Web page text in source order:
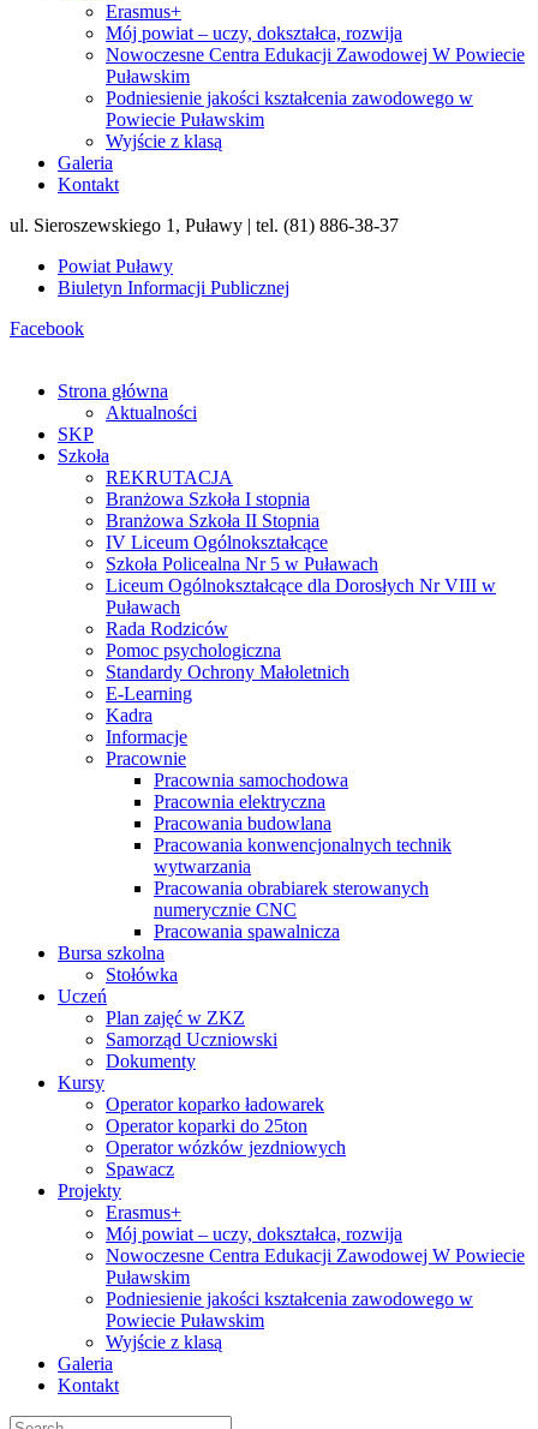
Erasmus+
Mój powiat – uczy, dokształca, rozwija
Nowoczesne Centra Edukacji Zawodowej W Powiecie
Puławskim
Podniesienie jakości kształcenia zawodowego w
Powiecie Puławskim
Wyjście z klasą
Galeria
Kontakt
ul. Sieroszewskiego 1, Puławy | tel. (81) 886-38-37
Powiat Puławy
Biuletyn Informacji Publicznej
Facebook
Strona główna
Aktualności
SKP
Szkoła
REKRUTACJA
Branżowa Szkoła I stopnia
Branżowa Szkoła II Stopnia
IV Liceum Ogólnokształcące
Szkoła Policealna Nr 5 w Puławach
Liceum Ogólnokształcące dla Dorosłych Nr VIII w
Puławach
Rada Rodziców
Pomoc psychologiczna
Standardy Ochrony Małoletnich
E-Learning
Kadra
Informacje
Pracownie
Pracownia samochodowa
Pracownia elektryczna
Pracowania budowlana
Pracowania konwencjonalnych technik
wytwarzania
Pracowania obrabiarek sterowanych
numerycznie CNC
Pracowania spawalnicza
Bursa szkolna
Stołówka
Uczeń
Plan zajęć w ZKZ
Samorząd Uczniowski
Dokumenty
Kursy
Operator koparko ładowarek
Operator koparki do 25ton
Operator wózków jezdniowych
Spawacz
Projekty
Erasmus+
Mój powiat – uczy, dokształca, rozwija
Nowoczesne Centra Edukacji Zawodowej W Powiecie
Puławskim
Podniesienie jakości kształcenia zawodowego w
Powiecie Puławskim
Wyjście z klasą
Galeria
Kontakt